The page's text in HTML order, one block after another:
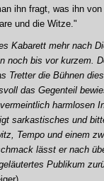
ihn fragt, was ihn von
und die Witze."
Kabarett mehr nach
noch bis vor kurzem.
Tretter die Bühnen
das Gegenteil
harmlosen
sarkastisches und
Tempo und einem
lässt er nach
Publikum